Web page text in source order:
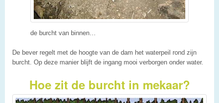
de burcht van binnen…
De bever regelt met de hoogte van de dam het waterpeil rond zijn
burcht. Op deze manier blijft de ingang mooi verborgen onder water.
Hoe zit de burcht in mekaar?